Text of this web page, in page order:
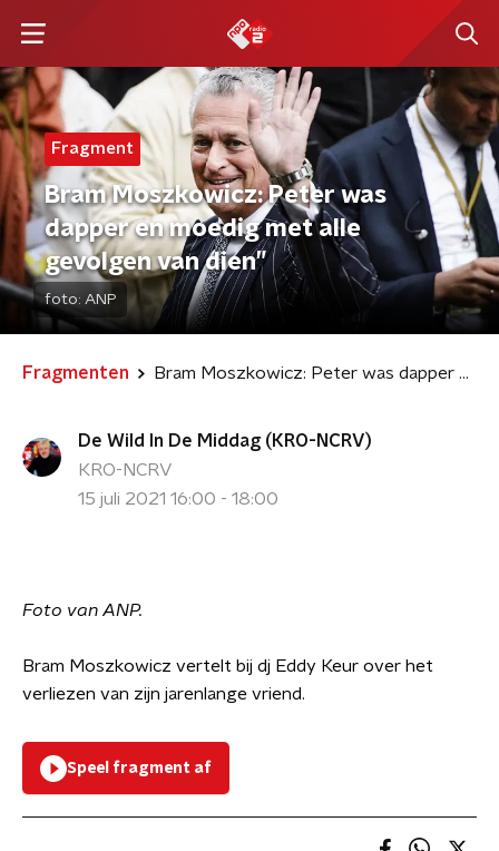
Fragment
Bram Moszkowicz: Peter was
dapper en moedig met alle
gevolgen van dien”
foto: ANP
Fragmenten Bram Moszkowicz: Peter was dapper en moedig met alle gevolgen van dien”
De Wild In De Middag (KRO-NCRV)
KRO-NCRV
15 juli 2021 16:00 - 18:00
Foto van ANP.
Bram Moszkowicz vertelt bij dj Eddy Keur over het
verliezen van zijn jarenlange vriend.
Speel fragment af